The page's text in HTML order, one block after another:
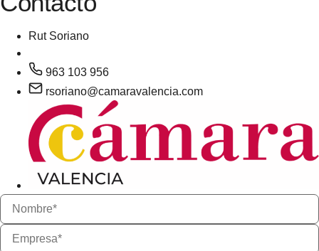
Rut Soriano
963 103 956
rsoriano@camaravalencia.com